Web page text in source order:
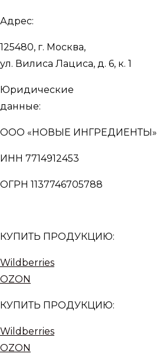
Адрес:
125480, г. Москва,
ул. Вилиса Лациса, д. 6, к. 1
Юридические
данные:
ООО «НОВЫЕ ИНГРЕДИЕНТЫ»
ИНН 7714912453
ОГРН 1137746705788
КУПИТЬ ПРОДУКЦИЮ:
Wildberries
OZON
КУПИТЬ ПРОДУКЦИЮ:
Wildberries
OZON